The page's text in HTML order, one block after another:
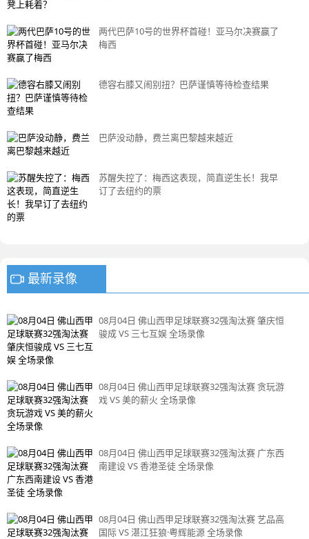
两代巴萨10号的世界杯首碰！亚马尔决赛赢了
梅西
德容右膝又闹别扭？巴萨谨慎等待检查结果
巴萨没动静，费兰离巴黎越来越近
苏醒失控了：梅西这表现，简直逆生长！我早
订了去纽约的票
最新录像
08月04日 佛山西甲足球联赛32强淘汰赛 肇庆恒
骏成 VS 三七互娱 全场录像
08月04日 佛山西甲足球联赛32强淘汰赛 贪玩游
戏 VS 美的薪火 全场录像
08月04日 佛山西甲足球联赛32强淘汰赛 广东西
南建设 VS 香港圣徒 全场录像
08月04日 佛山西甲足球联赛32强淘汰赛 艺品高
国际 VS 湛江狂狼·粤辉能源 全场录像